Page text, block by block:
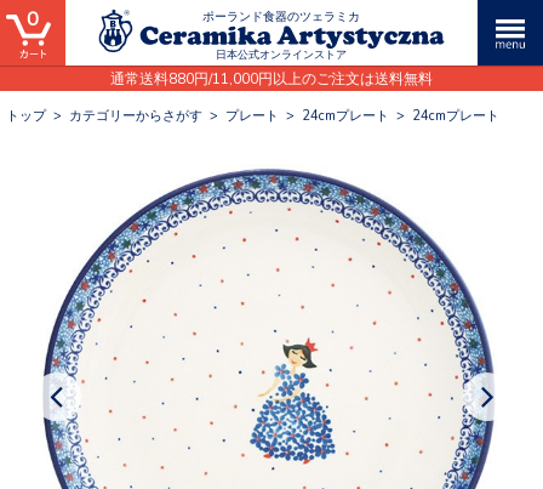
ポーランド食器のツェラミカ
日本公式オンラインストア
通常送料880円/11,000円以上のご注文は送料無料
0
トップ> カテゴリーからさがす > プレート > 24cmプレート > 24cmプレート